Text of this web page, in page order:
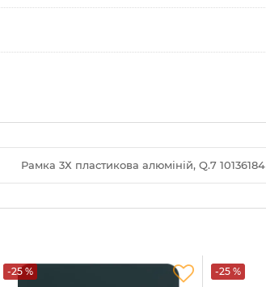
Рамка 3Х пластикова алюміній, Q.7 10136184
-25 % -25 %